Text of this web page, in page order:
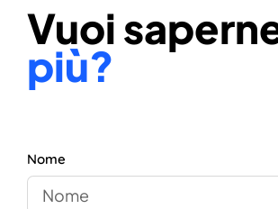
Vuoi
più?
Nome